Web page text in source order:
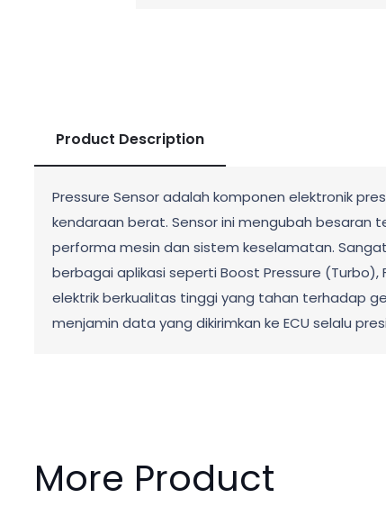
Product Description
Pressure Sensor adalah komponen elektronik
kendaraan berat. Sensor ini mengubah besaran
performa mesin dan sistem keselamatan.
berbagai aplikasi seperti Boost Pressure (Turbo),
elektrik berkualitas tinggi yang tahan terhadap
menjamin data yang dikirimkan ke ECU selalu
More Product